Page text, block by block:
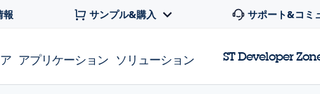
報 サンプル&購入 サポート&コミ
アプリケーション ソリューション ST Developer